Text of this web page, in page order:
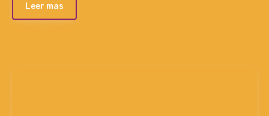
Leer mas